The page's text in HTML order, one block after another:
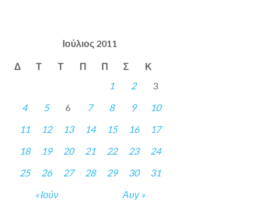
Ιούλιος 2011
Δ Τ Τ Π Π Σ Κ
« Ιούν Αυγ »
1 2
3
4
5 6 7 8 9
10
11
12 13 14 15 16
17
18
19 20 21 22 23
24
25
26 27 28 29 30 31